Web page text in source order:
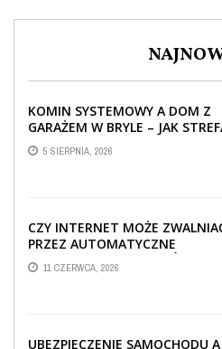
KOMIN SYSTEMOWY A DOM Z
GARAŻEM W BRYLE – JAK
TECHNICZNA WPŁYWA NA
PROWADZENIE ...
5 SIERPNIA, 2026
CZY INTERNET MOŻE
PRZEZ AUTOMATYCZNE
AKTUALIZACJE SYSTEMÓW
TV?
11 CZERWCA, 2026
UBEZPIECZENIE SAMOCHODU A